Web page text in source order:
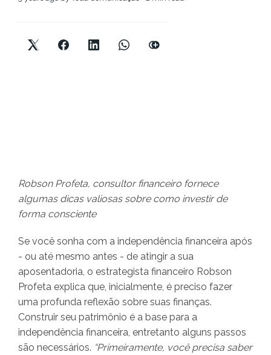
Robson Profeta, consultor financeiro fornece
algumas dicas valiosas sobre como investir de
forma consciente
Se você sonha com a independência financeira após
- ou até mesmo antes - de atingir a sua
aposentadoria, o estrategista financeiro Robson
Profeta explica que, inicialmente, é preciso fazer
uma profunda reflexão sobre suas finanças.
Construir seu patrimônio é a base para a
independência financeira, entretanto alguns passos
são necessários. “Primeiramente, você precisa saber